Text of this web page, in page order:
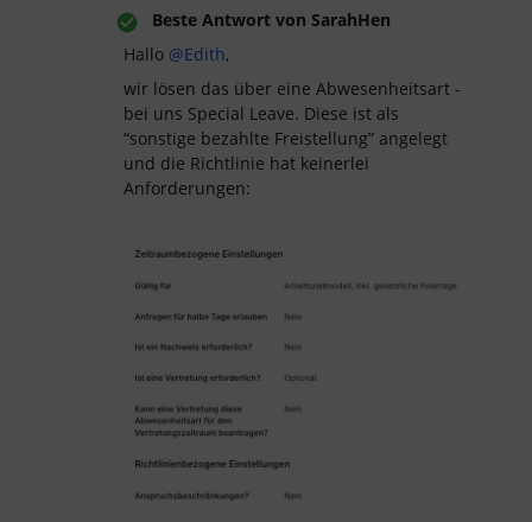
Beste Antwort von SarahHen
Hallo ​ @Edith,
wir lösen das über eine Abwesenheitsart -
bei uns Special Leave. Diese ist als
“sonstige bezahlte Freistellung” angelegt
und die Richtlinie hat keinerlei
Anforderungen: